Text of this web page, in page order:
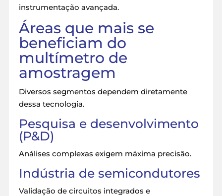
instrumentação avançada.
Áreas que mais se
beneficiam do
multímetro de
amostragem
Diversos segmentos dependem diretamente
dessa tecnologia.
Pesquisa e desenvolvimento
(P&D)
Análises complexas exigem máxima precisão.
Indústria de semicondutores
Validação de circuitos integrados e